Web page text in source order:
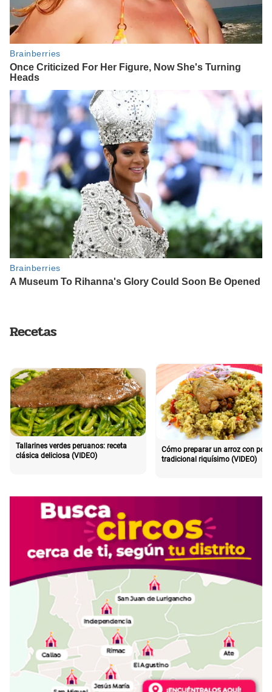
Recetas
Tallarines verdes peruanos: receta
clásica deliciosa (VIDEO)
Cómo preparar un arroz con pollo
tradicional riquísimo (VIDEO)